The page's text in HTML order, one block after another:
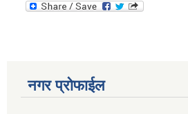
नगर प्रोफाईल